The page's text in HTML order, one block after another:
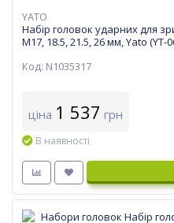
YATO
Набір головок ударних для
М17, 18.5, 21.5, 26 мм, Yato (YT-
Код: N1035317
ціна 1 537 грн
В наявності